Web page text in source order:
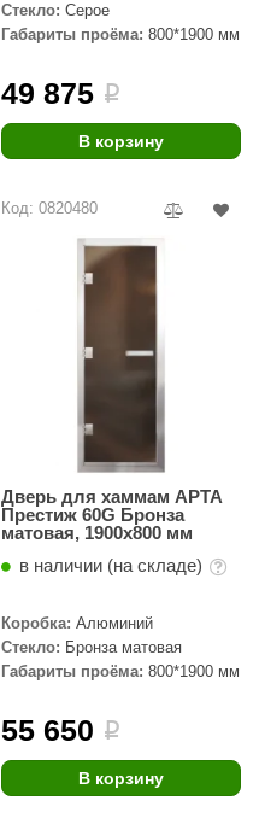
Стекло: Серое
Габариты проёма: 800*1900 мм
49 875 i
В корзину
Код: 0820480
Дверь для хаммам АРТА
Престиж 60G Бронза
матовая, 1900х800 мм
в наличии (на складе)
Коробка: Алюминий
Стекло: Бронза матовая
Габариты проёма: 800*1900 мм
55 650 i
В корзину